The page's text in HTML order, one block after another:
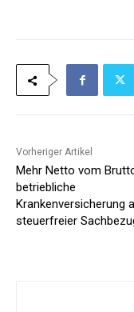
Vorheriger Artikel
Mehr Netto vom
betriebliche
Krankenversicherung
steuerfreier